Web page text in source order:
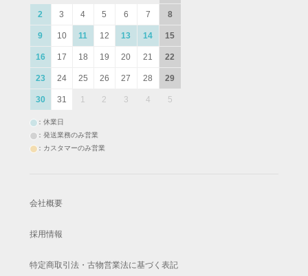
2 3 4 5 6 7 8
9 10 11 12 13 14 15
16 17 18 19 20 21 22
23 24 25 26 27 28 29
30 31 1 2 3 4 5
：休業日
：発送業務のみ営業
：カスタマーのみ営業
会社概要
採用情報
特定商取引法・古物営業法に基づく表記